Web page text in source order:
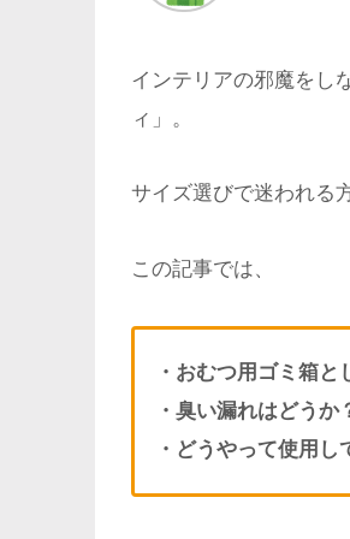
インテリアの邪魔をし
ィ」。
サイズ選びで迷われる
この記事では、
・おむつ用ゴミ箱
・臭い漏れはどうか
・どうやって使用し